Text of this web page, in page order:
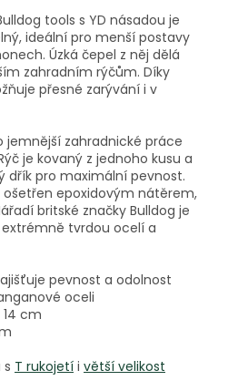
tools s YD násadou je
ideální pro menší postavy
Úzká čepel z něj dělá
zahradním rýčům. Díky
přesné zarývání i v
jemnější zahradnické práce
je kovaný z jednoho kusu a
dřík pro maximální pevnost.
epoxidovým nátěrem,
britské značky Bulldog je
tvrdou ocelí a
pevnost a odolnost
oceli
cm
T rukojetí i větší velikost